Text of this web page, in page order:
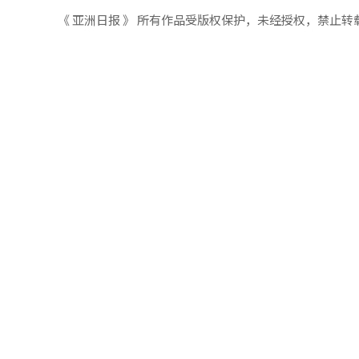
《 亚洲日报 》 所有作品受版权保护，未经授权，禁止转